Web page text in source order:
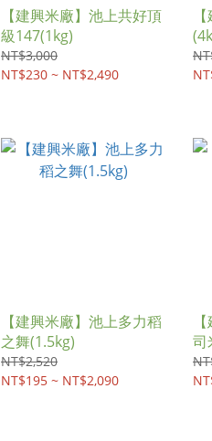
【建興米廠】池上共好頂
級147(1kg)
NT$3,000
NT$230 ~ NT$2,490
【建興米廠】池上多力稻
之舞(1.5kg)
NT$2,520
NT$195 ~ NT$2,090
司